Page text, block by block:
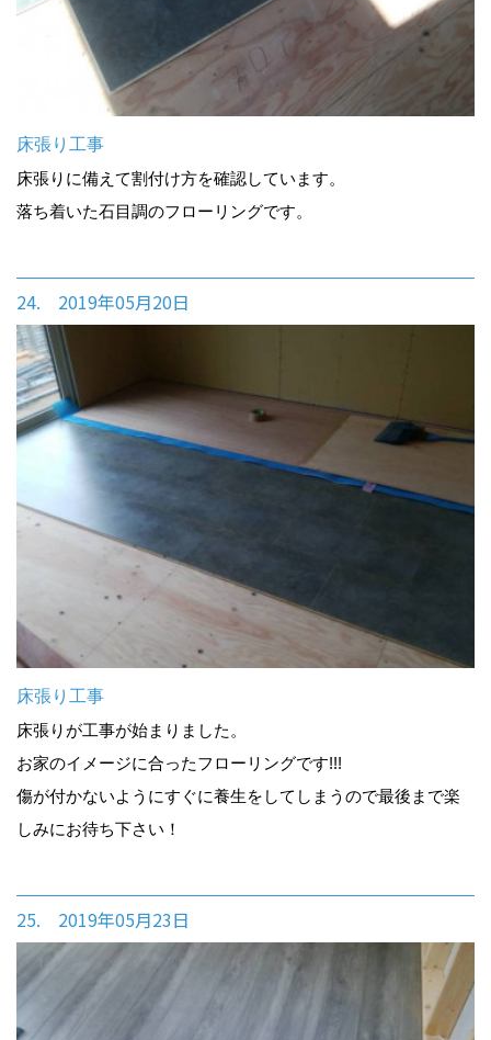
床張り工事
床張りに備えて割付け方を確認しています。
落ち着いた石目調のフローリングです。
24. 2019年05月20日
床張り工事
床張りが工事が始まりました。
お家のイメージに合ったフローリングです!!!
傷が付かないようにすぐに養生をしてしまうので最後まで楽
しみにお待ち下さい！
25. 2019年05月23日